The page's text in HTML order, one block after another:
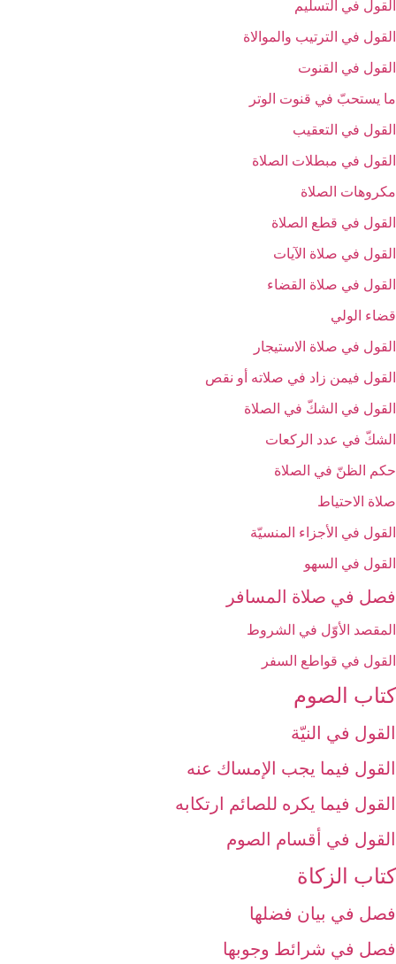
القول في التسليم‏
القول في الترتيب والموالاة
القول في القنوت‏
ما يستحبّ في قنوت الوتر
القول في التعقيب‏
القول في مبطلات الصلاة
مكروهات الصلاة
القول في قطع الصلاة
القول في صلاة الآيات‏
القول في صلاة القضاء
قضاء الولي‏
القول في صلاة الاستيجار
القول فيمن زاد في صلاته أو نقص‏
القول في الشكّ في الصلاة
الشكّ في عدد الركعات‏
حكم الظنّ في الصلاة
صلاة الاحتياط
القول في الأجزاء المنسيّة
القول في السهو
فصل في صلاة المسافر
المقصد الأوّل في الشروط
القول في قواطع السفر
كتاب الصوم‏
القول في النيّة
القول فيما يجب الإمساك عنه‏
القول فيما يكره للصائم ارتكابه‏
القول في أقسام الصوم‏
كتاب الزكاة
فصل في بيان فضلها
فصل في شرائط وجوبها